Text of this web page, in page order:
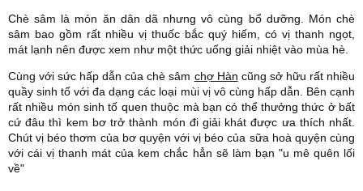
Chè sâm là món ăn dân dã nhưng vô cùng bổ dưỡng. Món chè
sâm bao gồm rất nhiều vị thuốc bắc quý hiếm, có vị thanh ngọt,
mát lạnh nên được xem như một thức uống giải nhiệt vào mùa hè.
Cùng với sức hấp dẫn của chè sâm chợ Hàn cũng sở hữu rất nhiều
quầy sinh tố với đa dạng các loại mùi vị vô cùng hấp dẫn. Bên cạnh
rất nhiều món sinh tố quen thuộc mà bạn có thể thưởng thức ở bất
cứ đâu thì kem bơ trở thành món đi giải khát được ưa thích nhất.
Chút vị béo thơm của bơ quyện với vị béo của sữa hoà quyện cùng
với cái vị thanh mát của kem chắc hẳn sẽ làm bạn "u mê quên lối
về"